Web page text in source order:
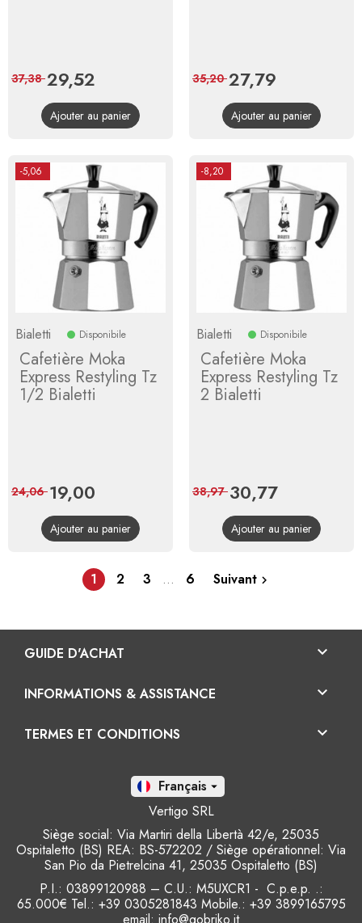
Prix
29,52
de
base
37,38
Ajouter au panier
Prix
27,79
de
base
35,20
Ajouter au panier
-5,06
Bialetti Disponibile
Cafetière Moka
Express Restyling Tz
1/2 Bialetti
Prix
19,00
de
base
24,06
Ajouter au panier
-8,20
Bialetti Disponibile
Cafetière Moka
Express Restyling Tz
2 Bialetti
Prix
30,77
de
base
38,97
Ajouter au panier
1 2 3 … 6 Suivant 
GUIDE D'ACHAT 
INFORMATIONS & ASSISTANCE 
TERMES ET CONDITIONS 
Fr 
Vertigo SRL
Siège social: Via Martiri della Libertà 42/e, 25035
Ospitaletto (BS) REA: BS-572202 / Siège opérationnel: Via
San Pio da Pietrelcina 41, 25035 Ospitaletto (BS)
P.I.: 03899120988 – C.U.: M5UXCR1 - C.p.e.p. .:
65.000€ Tel.: +39 0305281843 Mobile.: +39 3899165795